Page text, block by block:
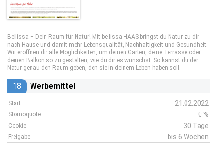
Bellissa – Dein Raum für Natur! Mit bellissa HAAS bringst du Natur zu dir
nach Hause und damit mehr Lebensqualität, Nachhaltigkeit und Gesundheit.
Wir eröffnen dir alle Möglichkeiten, um deinen Garten, deine Terrasse oder
deinen Balkon so zu gestalten, wie du dir es wünschst. So kannst du der
Natur genau den Raum geben, den sie in deinem Leben haben soll.
18 Werbemittel
Start 21.02.2022
Stornoquote 0 %
Cookie 30 Tage
Freigabe bis 6 Wochen